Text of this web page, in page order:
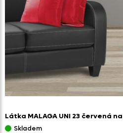
Látka MALAGA UNI 23 červená
Skladem